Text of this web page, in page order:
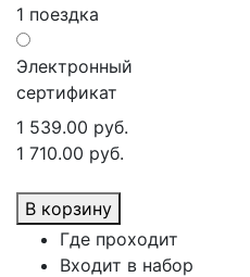
1 поездка
Электронный
сертификат
1 539.00 руб.
1 710.00 руб.
В корзину
Где проходит
Входит в набор